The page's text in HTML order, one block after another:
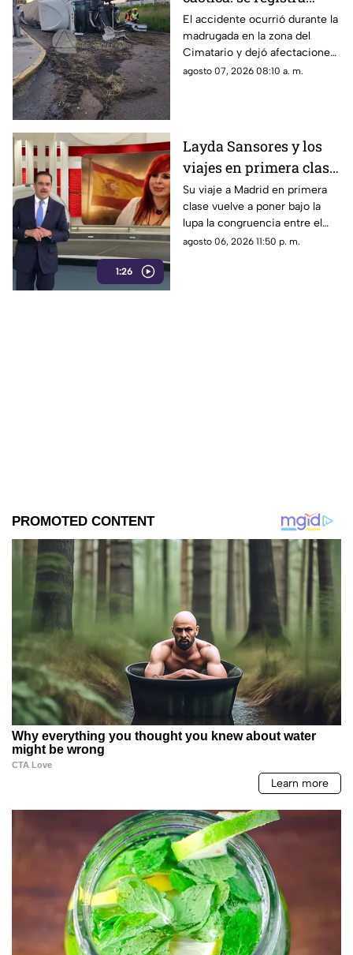
volcadura de tráiler en
la carretera 57 rumbo a
Celaya
El accidente ocurrió durante la
madrugada en la zona del
Cimatario y dejó afectaciones
en el sitio, aunque no se
agosto 07, 2026 08:10 a. m.
1:26
Layda Sansores y los
viajes en primera clase
que reavivan el debate
sobre la austeridad
Su viaje a Madrid en primera
clase vuelve a poner bajo la
lupa la congruencia entre el
discurso de austeridad
agosto 06, 2026 11:50 p. m.